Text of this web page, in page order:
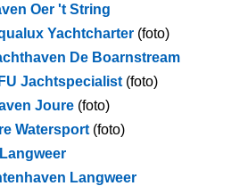
Oer 't String
Yachtcharter (foto)
De Boarnstream
Jachtspecialist (foto)
Joure (foto)
Watersport (foto)
Langweer
Langweer